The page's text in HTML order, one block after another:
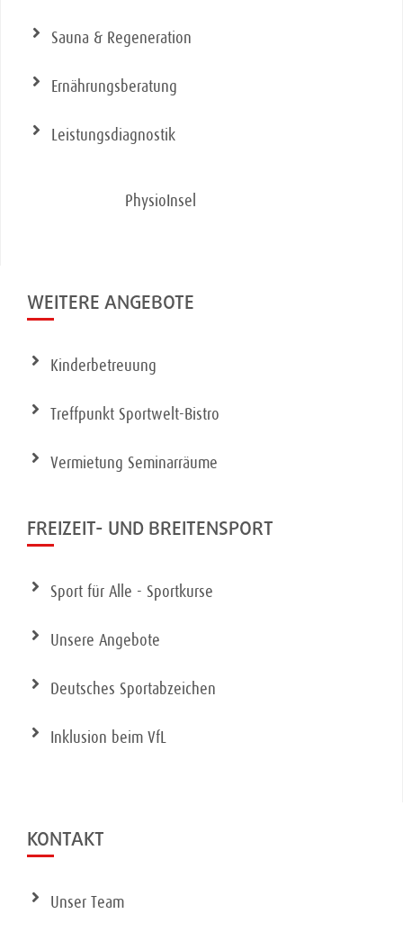
Sauna & Regeneration
Ernährungsberatung
Leistungsdiagnostik
PhysioInsel
WEITERE ANGEBOTE
Kinderbetreuung
Treffpunkt Sportwelt-Bistro
Vermietung Seminarräume
FREIZEIT- UND BREITENSPORT
Sport für Alle - Sportkurse
Unsere Angebote
Deutsches Sportabzeichen
Inklusion beim VfL
KONTAKT
Unser Team